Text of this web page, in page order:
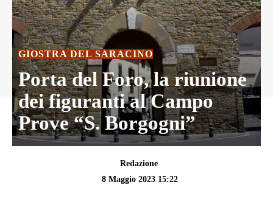
GIOSTRA DEL SARACINO
Porta del Foro, la riunione
dei figuranti al Campo
Prove “S. Borgogni”
Redazione
8 Maggio 2023 15:22